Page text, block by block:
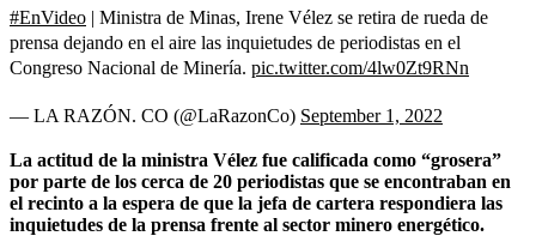
#EnVideo | Ministra de Minas, Irene Vélez se retira de rueda de
prensa dejando en el aire las inquietudes de periodistas en el
Congreso Nacional de Minería. pic.twitter.com/4lw0Zt9RNn
— LA RAZÓN. CO (@LaRazonCo) September 1, 2022
La actitud de la ministra Vélez fue calificada como “grosera”
por parte de los cerca de 20 periodistas que se encontraban en
el recinto a la espera de que la jefa de cartera respondiera las
inquietudes de la prensa frente al sector minero energético.